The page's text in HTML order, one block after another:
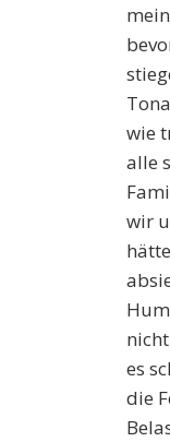
wie
alle
wir
es
die